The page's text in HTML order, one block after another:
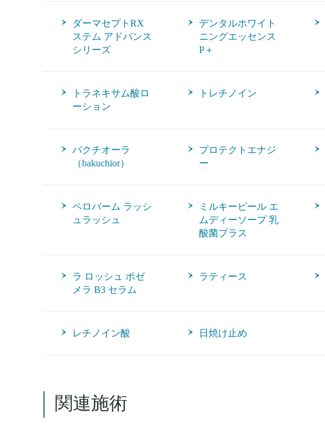
ダーマセプトRX
ステム アドバンス
シリーズ
デンタルホワイト
ニングエッセンス
P＋
トラネキサム酸ロ
ーション
トレチノイン
バクチオーラ
（bakuchior）
プロテクトエナジ
ー
ペロバーム ラッシ
ュラッシュ
ミルキーピール エ
ムディーソープ 乳
酸菌プラス
ラ ロッシュ ポゼ
メラ B3 セラム
ラティース
レチノイン酸 日焼け止め
関連施術